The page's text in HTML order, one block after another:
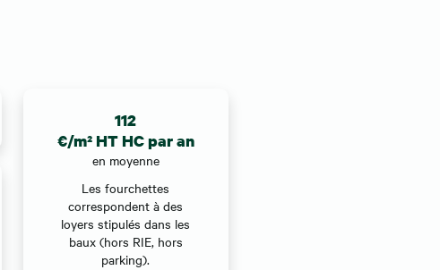
112
€/m² HT HC par an
en moyenne
Les fourchettes
correspondent à des
loyers stipulés dans les
baux (hors RIE, hors
parking).